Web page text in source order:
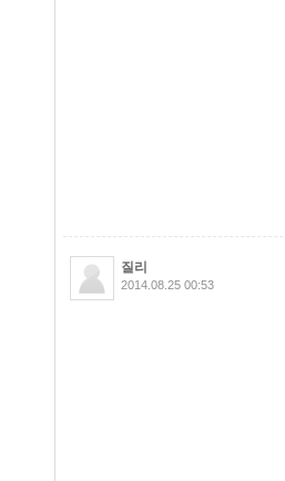
질리
2014.08.25 00:53